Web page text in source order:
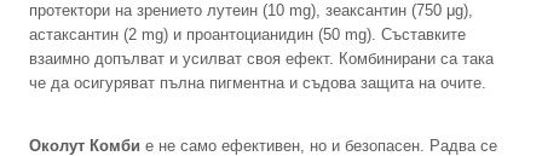
протектори на зрението лутеин (10 mg), зеаксантин (750 μg),
астаксантин (2 mg) и проантоцианидин (50 mg). Съставките
взаимно допълват и усилват своя ефект. Комбинирани са така
че да осигуряват пълна пигментна и съдова защита на очите.
Околут Комби е не само ефективен, но и безопасен. Радва се